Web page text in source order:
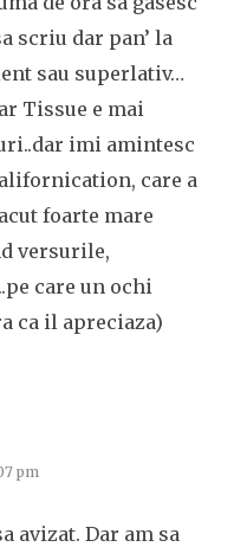
scriu dar pan’ la
sau superlativ…
Tissue e mai
imi amintesc
care a
foarte mare
versurile,
care un ochi
ca il apreciaza)
pm
avizat. Dar am sa